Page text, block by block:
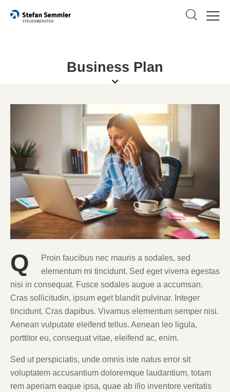
Business Plan
Q
Proin faucibus nec mauris a sodales, sed
elementum mi tincidunt. Sed eget viverra egestas
nisi in consequat. Fusce sodales augue a accumsan.
Cras sollicitudin, ipsum eget blandit pulvinar. Integer
tincidunt. Cras dapibus. Vivamus elementum semper nisi.
Aenean vulputate eleifend tellus. Aenean leo ligula,
porttitor eu, consequat vitae, eleifend ac, enim.
Sed ut perspiciatis, unde omnis iste natus error sit
voluptatem accusantium doloremque laudantium, totam
rem aperiam eaque ipsa, quae ab illo inventore veritatis